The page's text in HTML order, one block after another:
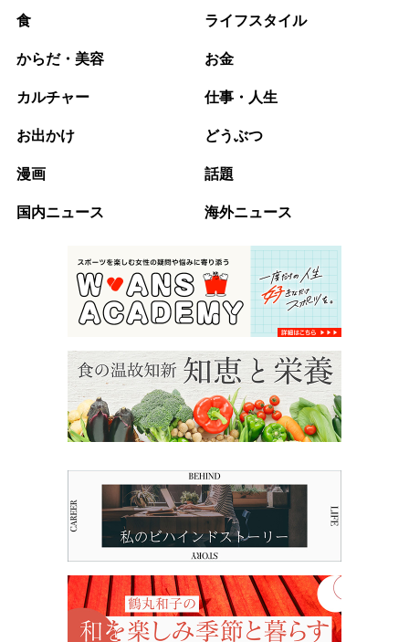
食 ライフスタイル
からだ・美容 お金
カルチャー 仕事・人生
お出かけ どうぶつ
漫画 話題
国内ニュース 海外ニュース